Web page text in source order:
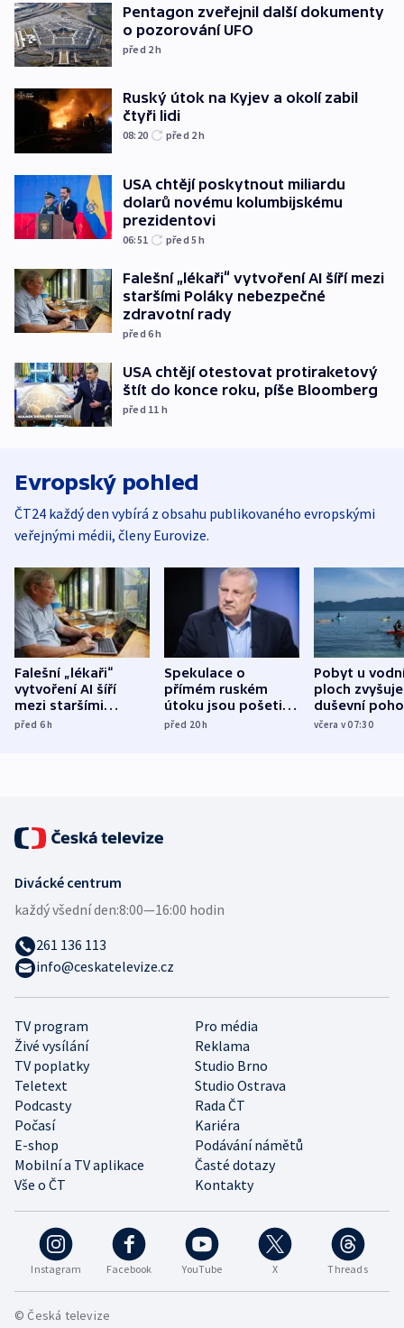
Pentagon zveřejnil další dokumenty
o pozorování UFO
před 2h
Ruský útok na Kyjev a okolí zabil
čtyři lidi
08:20 před 2h
USA chtějí poskytnout miliardu
dolarů novému kolumbijskému
prezidentovi
06:51 před 5h
Falešní „lékaři“ vytvoření AI šíří mezi
staršími Poláky nebezpečné
zdravotní rady
před 6h
USA chtějí otestovat protiraketový
štít do konce roku, píše Bloomberg
před 11 h
Evropský pohled
ČT24 každý den vybírá z obsahu publikovaného evropskými
veřejnými médii, členy Eurovize.
Falešní „lékaři“
vytvoření AI šíří
mezi staršími
Poláky nebezpečné
před 6h
Spekulace o
přímém ruském
útoku jsou pošetilé,
míní estonský
před 20h
Pobyt u
ploch zvyšuje
duševní
ukázala
včera v 07:30
Instagram Facebook YouTube X Threads
TV program
Pro média
Živé vysílání
Reklama
TV poplatky
Studio Brno
Teletext
Studio Ostrava
Podcasty
Rada ČT
Počasí
Kariéra
E-shop
Podávání námětů
Mobilní a TV aplikace
Časté dotazy
Vše o ČT
Kontakty
Divácké centrum
každý všední den:8:00—16:00 hodin
261 136 113
info@ceskatelevize.cz
© Česká televize